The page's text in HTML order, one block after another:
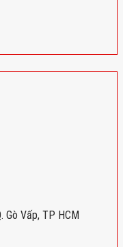
Gò Vấp, TP HCM